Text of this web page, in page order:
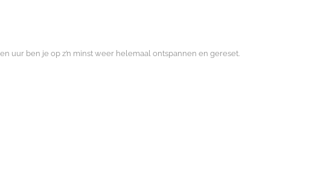
uur ben je op z’n minst weer helemaal ontspannen en gereset.